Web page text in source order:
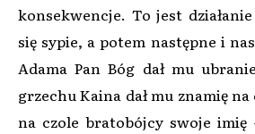
konsekwencje. To jest
się sypie, a potem następne i
Adama Pan Bóg dał mu
grzechu Kaina dał mu znamię na
na czole bratobójcy swoje